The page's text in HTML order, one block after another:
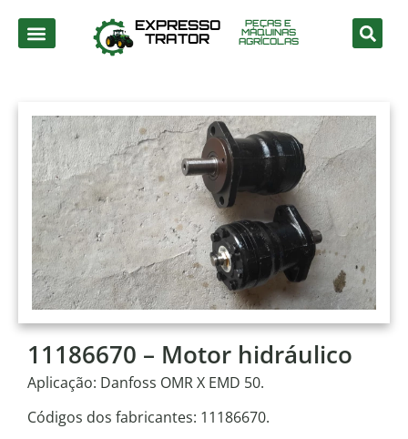
EXPRESSO
TRATOR
PEÇAS E
MÁQUINAS
AGRÍCOLAS
11186670 – Motor hidráulico
Aplicação: Danfoss OMR X EMD 50.
Códigos dos fabricantes: 11186670.